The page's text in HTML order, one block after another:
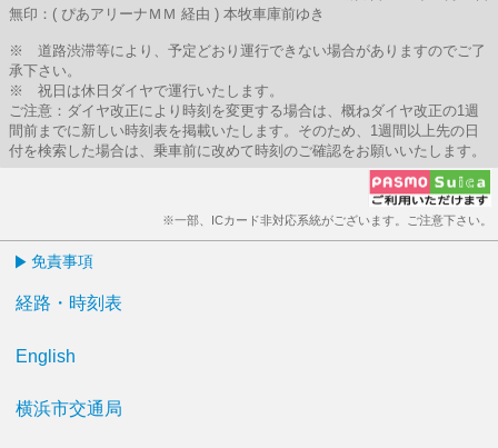
無印：( ぴあアリーナＭＭ 経由 ) 本牧車庫前ゆき
※ 道路渋滞等により、予定どおり運行できない場合がありますのでご了
承下さい。
※ 祝日は休日ダイヤで運行いたします。
ご注意：ダイヤ改正により時刻を変更する場合は、概ねダイヤ改正の1週
間前までに新しい時刻表を掲載いたします。そのため、1週間以上先の日
付を検索した場合は、乗車前に改めて時刻のご確認をお願いいたします。
※一部、ICカード非対応系統がございます。ご注意下さい。
免責事項
経路・時刻表
English
横浜市交通局